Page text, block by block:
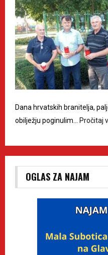
Dana hrvatskih branitelja,
obilježju poginulim…
Pročitaj
OGLAS ZA NAJAM